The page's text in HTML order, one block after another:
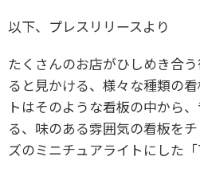
以下、プレスリリースより
たくさんのお店がひしめき合
ると見かける、様々な種類の
トはそのような看板の中から
る、味のある雰囲気の看板を
ズのミニチュアライトにした「